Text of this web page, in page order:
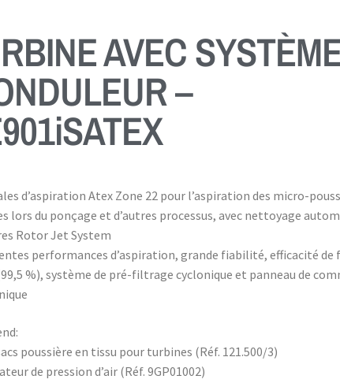
AVEC
–
d’aspiration Atex Zone 22 pour l’aspiration des micro-
lors du ponçage et d’autres processus, avec nettoyage
Rotor Jet System
performances d’aspiration, grande fiabilité, efficacité
%), système de pré-filtrage cyclonique et panneau de
poussière en tissu pour turbines (Réf. 121.500/3)
de pression d’air (Réf. 9GP01002)